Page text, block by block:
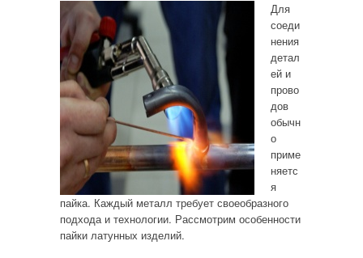
Для
соеди
нения
детал
ей и
прово
дов
обычн
о
приме
няетс
я
пайка. Каждый металл требует своеобразного
подхода и технологии. Рассмотрим особенности
пайки латунных изделий.